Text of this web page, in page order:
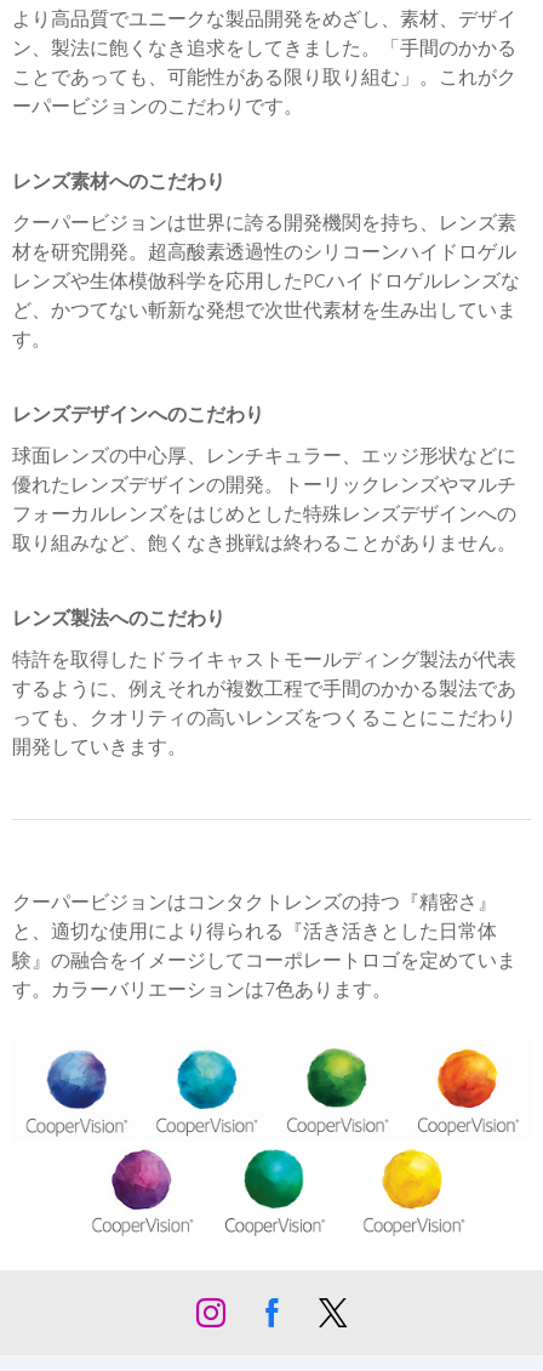
より高品質でユニークな製品開発をめざし、素材、デザイ
ン、製法に飽くなき追求をしてきました。「手間のかかる
ことであっても、可能性がある限り取り組む」。これがク
ーパービジョンのこだわりです。
レンズ素材へのこだわり
クーパービジョンは世界に誇る開発機関を持ち、レンズ素
材を研究開発。超高酸素透過性のシリコーンハイドロゲル
レンズや生体模倣科学を応用したPCハイドロゲルレンズな
ど、かつてない斬新な発想で次世代素材を生み出していま
す。
レンズデザインへのこだわり
球面レンズの中心厚、レンチキュラー、エッジ形状などに
優れたレンズデザインの開発。トーリックレンズやマルチ
フォーカルレンズをはじめとした特殊レンズデザインへの
取り組みなど、飽くなき挑戦は終わることがありません。
レンズ製法へのこだわり
特許を取得したドライキャストモールディング製法が代表
するように、例えそれが複数工程で手間のかかる製法であ
っても、クオリティの高いレンズをつくることにこだわり
開発していきます。
クーパービジョンはコンタクトレンズの持つ『精密さ』
と、適切な使用により得られる『活き活きとした日常体
験』の融合をイメージしてコーポレートロゴを定めていま
す。カラーバリエーションは7色あります。